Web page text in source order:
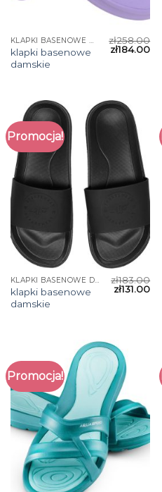
klapki basenowe
damskie
zł258.00
zł184.00
Promocja!
KLAPKI BASENOWE DAMSKIE
klapki basenowe
damskie
zł183.00
zł131.00
Promocja!